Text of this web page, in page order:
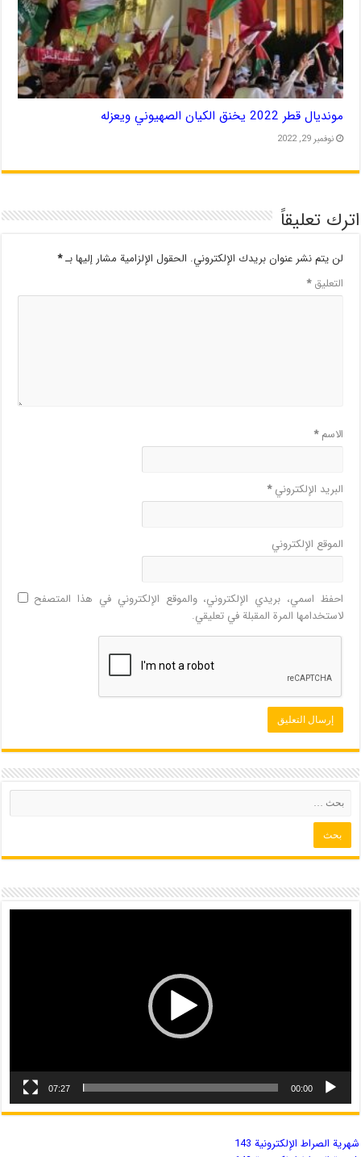
مونديال قطر 2022 يخنق الكيان الصهيوني ويعزله
نوفمبر 29, 2022
اترك تعليقاً
لن يتم نشر عنوان بريدك الإلكتروني. الحقول الإلزامية مشار إليها بـ*
التعليق*
الاسم*
البريد الإلكتروني*
الموقع الإلكتروني
احفظ اسمي، بريدي الإلكتروني، والموقع الإلكتروني في هذا المتصفح
لاستخدامها المرة المقبلة في تعليقي.
00:00
07:27
شهریة الصراط الإلكترونية 143